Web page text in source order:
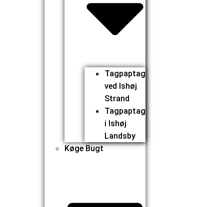
Tagpaptag
ved Ishøj
Strand
Tagpaptag
i Ishøj
Landsby
Køge Bugt